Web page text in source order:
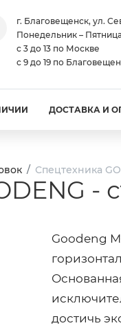
г. Благовещенск, ул.
Понедельник – Пятница
с 3 до 13 по Москве
с 9 до 19 по
ДОСТАВКА И
Спецтехника
-
Goodeng
достичь